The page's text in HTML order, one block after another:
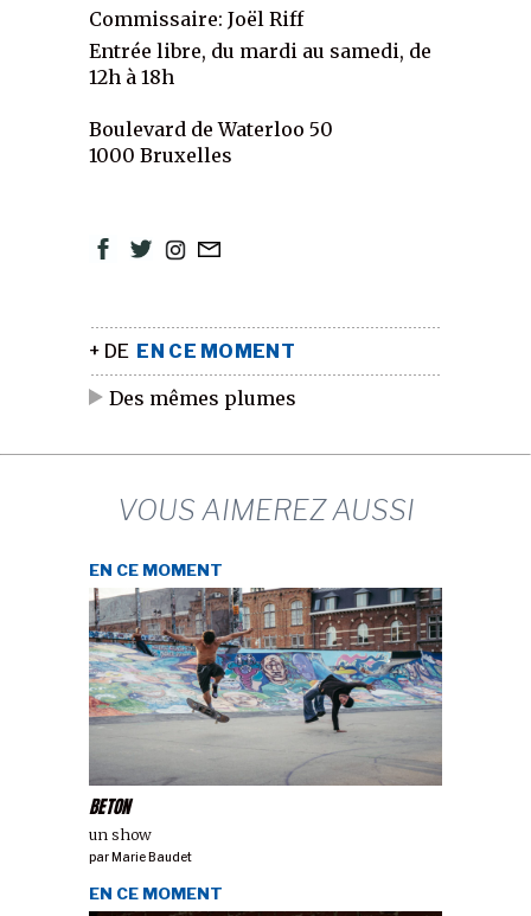
Commissaire: Joël Riff
Entrée libre, du mardi au samedi, de
12h à 18h
Boulevard de Waterloo 50
1000 Bruxelles
+ DE EN CE MOMENT
Des mêmes plumes
VOUS AIMEREZ AUSSI
BETON
un show
EN CE MOMENT
par Marie Baudet
EN CE MOMENT